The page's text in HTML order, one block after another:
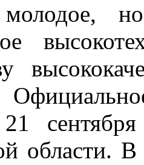
но
21
области.